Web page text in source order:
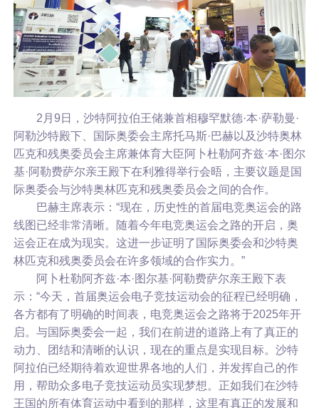
2月9日，沙特阿拉伯王储兼首相穆罕默德·本·萨勒曼·
阿勒沙特殿下、国际奥委会主席托马斯·巴赫以及沙特奥林
匹克和残奥委员会主席兼体育大臣阿卜杜勒阿齐兹·本·图尔
基·阿勒费萨尔亲王殿下在利雅得举行会晤，主要议题是国
际奥委会与沙特奥林匹克和残奥委员会之间的合作。
巴赫主席表示：“现在，历史性的首届电竞奥运会的路
线图已经非常清晰。随着今年电竞奥运会之路的开启，奥
运会正在成为现实。这进一步证明了国际奥委会和沙特奥
林匹克和残奥委员会在许多领域的合作实力。”
阿卜杜勒阿齐兹·本·图尔基·阿勒费萨尔亲王殿下表
示：“今天，首届奥运会电子竞技运动会的征程已经明确，
各方都有了明确的时间表，电竞奥运会之路将于2025年开
启。与国际奥委会一起，我们在前进的道路上有了真正的
动力、团结和清晰的认识，现在的重点是实现目标。沙特
阿拉伯已经期待着欢迎世界各地的人们，并发挥自己的作
用，帮助众多电子竞技运动员实现梦想。正如我们在沙特
王国的所有体育运动中看到的那样，这里有真正的发展和